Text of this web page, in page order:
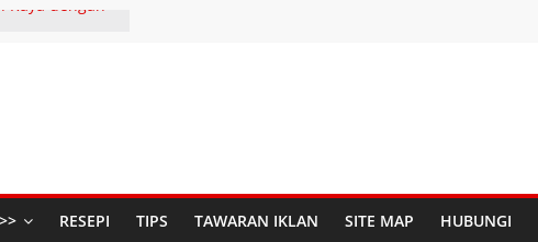
dengan
AND
Anda di The
Baru diRESEPI TIPS TAWARAN IKLAN SITE MAP HUBUNGI